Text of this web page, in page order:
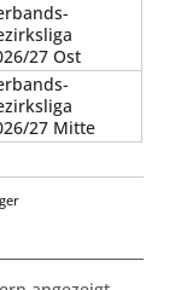
27 Ost
27 Mitte